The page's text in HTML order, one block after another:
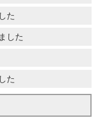
た
した
た